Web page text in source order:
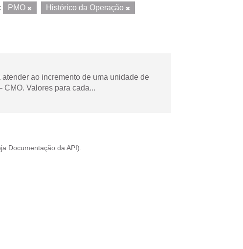
PMO
Histórico da Operação
ao incremento de uma unidade de
Valores para cada...
Documentação da API ).